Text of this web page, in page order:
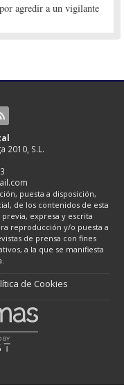
agredir a un vigilante
2010, S.L.
puesta a disposición,
de los contenidos de esta
expresa y escrita
reproducción y/o puesta a
de prensa con fines
a la que se manifiesta
de Cookies